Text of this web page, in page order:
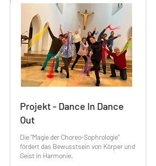
Projekt - Dance In Dance
Out
Die "Magie der Choreo-Sophrologie"
fördert das Bewusstsein von Körper und
Geist in Harmonie.